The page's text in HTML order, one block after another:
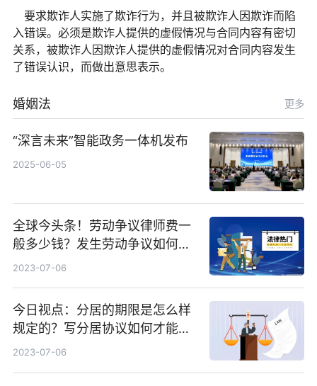
要求欺诈人实施了欺诈行为，并且被欺诈人因欺诈而陷
入错误。必须是欺诈人提供的虚假情况与合同内容有密切
关系，被欺诈人因欺诈人提供的虚假情况对合同内容发生
了错误认识，而做出意思表示。
婚姻法 更多
“深言未来”智能政务一体机发布
2025-06-05
全球今头条！劳动争议律师费一
般多少钱？发生劳动争议如何算
工资？
2023-07-06
今日视点：分居的期限是怎么样
规定的？写分居协议如何才能有
效？
2023-07-06